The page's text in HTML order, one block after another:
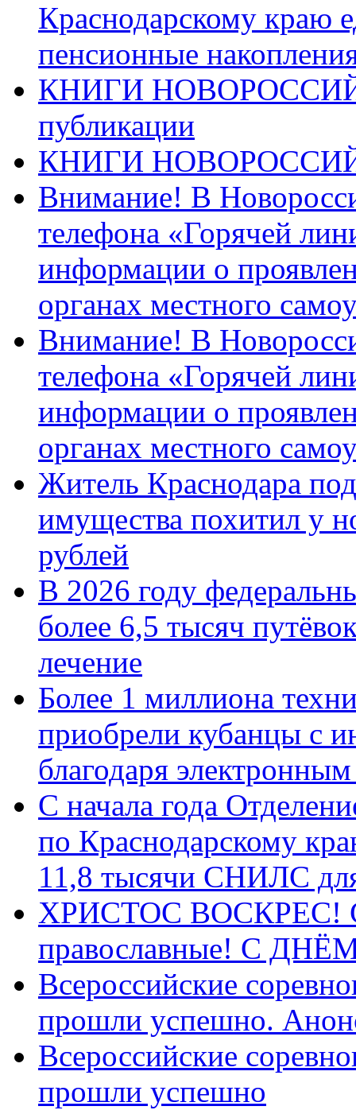
Краснодарскому краю
пенсионные
КНИГИ
публикации
КНИГИ
Внимание! В
телефона «Горячей
информации о
органах местного
Внимание! В
телефона «Горячей
информации о
органах местного
Житель Краснодара
имущества похитил у
рублей
В 2026 году
более 6,5 тысяч
лечение
Более 1 миллиона
приобрели кубанцы с
благодаря
С начала года
по Краснодарскому
11,8 тысячи СНИЛС
ХРИСТОС ВОСКРЕС! С
православные! C
Всероссийские
прошли успешно.
Всероссийские
прошли успешно